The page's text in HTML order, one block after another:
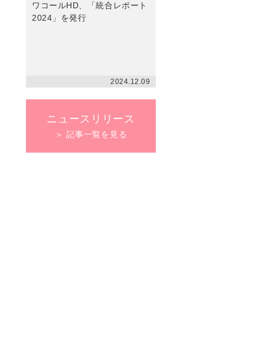
ワコールHD、「統合レポート
2024」を発行
2024.12.09
ニュースリリース
＞ 記事一覧を見る